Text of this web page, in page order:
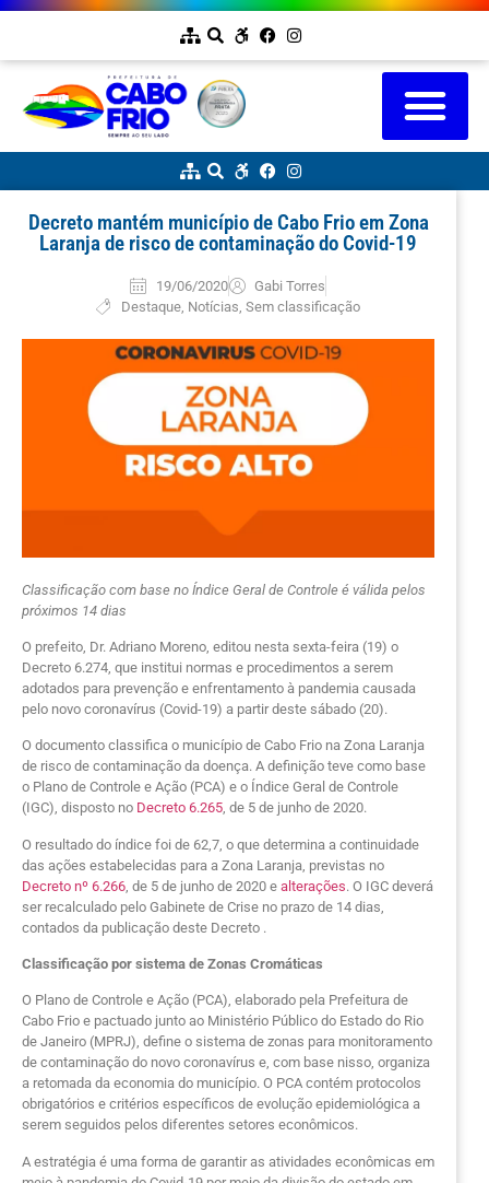
Decreto mantém município de Cabo Frio em Zona
Laranja de risco de contaminação do Covid-19
19/06/2020
Gabi Torres
Destaque Notícias ,Sem classificação
Classificação com base no Índice Geral de Controle é válida pelos
próximos 14 dias
O prefeito, Dr. Adriano Moreno, editou nesta sexta-feira (19) o
Decreto 6.274, que institui normas e procedimentos a serem
adotados para prevenção e enfrentamento à pandemia causada
pelo novo coronavírus (Covid-19) a partir deste sábado (20).
O documento classifica o município de Cabo Frio na Zona Laranja
de risco de contaminação da doença. A definição teve como base
o Plano de Controle e Ação (PCA) e o Índice Geral de Controle
(IGC), disposto no Decreto 6.265, de 5 de junho de 2020.
O resultado do índice foi de 62,7, o que determina a continuidade
das ações estabelecidas para a Zona Laranja, previstas no
Decreto nº 6.266 , de 5 de junho de 2020 e alterações. O IGC deverá
ser recalculado pelo Gabinete de Crise no prazo de 14 dias,
contados da publicação deste Decreto .
Classificação por sistema de Zonas Cromáticas
O Plano de Controle e Ação (PCA), elaborado pela Prefeitura de
Cabo Frio e pactuado junto ao Ministério Público do Estado do Rio
de Janeiro (MPRJ), define o sistema de zonas para monitoramento
de contaminação do novo coronavírus e, com base nisso, organiza
a retomada da economia do município. O PCA contém protocolos
obrigatórios e critérios específicos de evolução epidemiológica a
serem seguidos pelos diferentes setores econômicos.
A estratégia é uma forma de garantir as atividades econômicas em